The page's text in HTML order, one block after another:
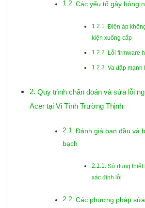
Các yếu tố gây hỏng
Điện áp
kiện xuống cấp
Lỗi firmware
Va đập mạnh
Quy trình chẩn đoán và sửa lỗi
Acer tại Vi Tính Trường Thịnh
Đánh giá ban đầu và
bạch
Sử dụng thiết
xác định lỗi
Các phương pháp